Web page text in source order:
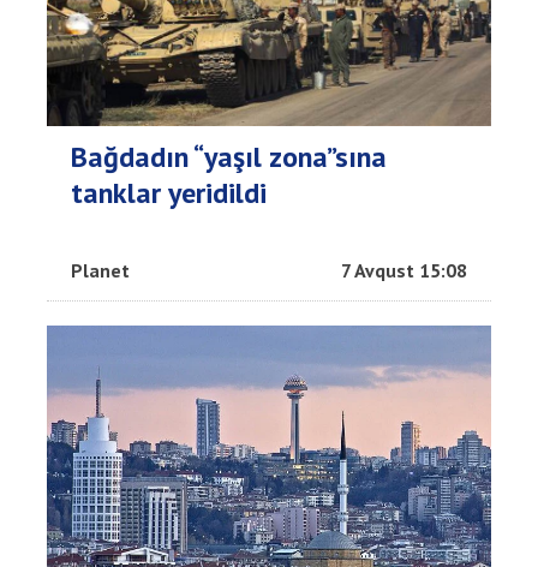
Bağdadın “yaşıl zona”sına
tanklar yeridildi
Planet 7 Avqust 15:08